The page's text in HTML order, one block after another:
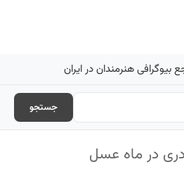
بیوگرافی هنرمندان در ایران
جستجو
در ماه عسل